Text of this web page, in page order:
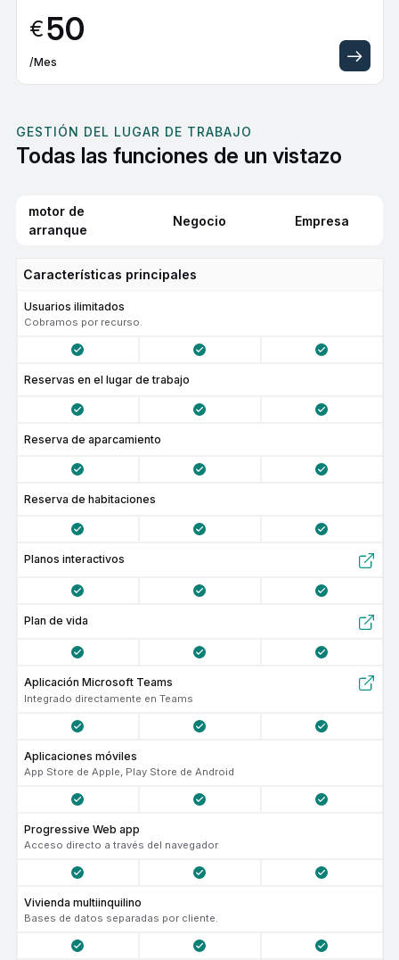
€50
/Mes
GESTIÓN DEL LUGAR DE TRABAJO
Todas las funciones de un vistazo
motor de
arranque
Negocio Empresa
Características principales
Usuarios ilimitados
Cobramos por recurso.
Reservas en el lugar de trabajo
Reserva de aparcamiento
Reserva de habitaciones
Planos interactivos
Plan de vida
Aplicación Microsoft Teams
Integrado directamente en Teams
Aplicaciones móviles
App Store de Apple, Play Store de Android
Progressive Web app
Acceso directo a través del navegador
Vivienda multiinquilino
Bases de datos separadas por cliente.